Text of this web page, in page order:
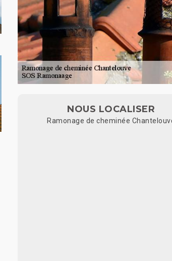
NOUS LOCALISER
Ramonage de cheminée